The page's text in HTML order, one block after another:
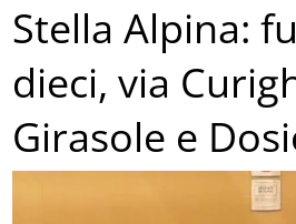
Stella Alpina:
dieci, via
Girasole e